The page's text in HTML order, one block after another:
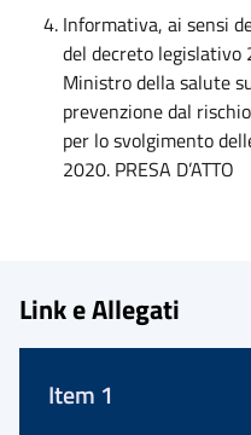
Informativa, ai sensi
del decreto legislativo
Ministro della salute
prevenzione dal
per lo svolgimento
2020. PRESA D’ATTO
Link e Allegati
Item 1